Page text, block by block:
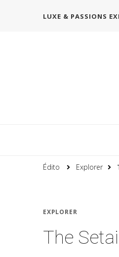
LUXE & PASSIONS
Édito Explorer
EXPLORER
The